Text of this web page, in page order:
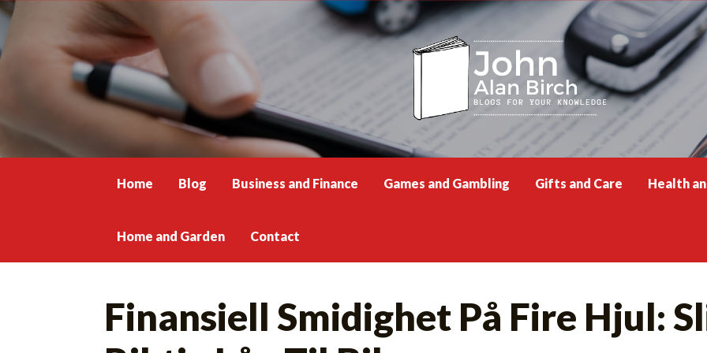
Skip
content
Home Blog Business and Finance Games and Gambling Gifts and Care Health
Home and Garden Contact
Finansiell Smidighet På Fire Hjul: